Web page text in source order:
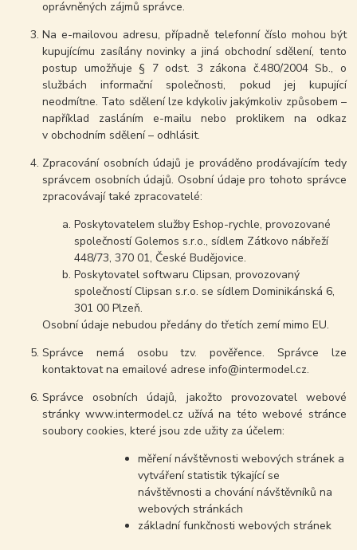
oprávněných zájmů správce.
Na e-mailovou adresu, případně telefonní číslo mohou být
kupujícímu zasílány novinky a jiná obchodní sdělení, tento
postup umožňuje § 7 odst. 3 zákona č.480/2004 Sb., o
službách informační společnosti, pokud jej kupující
neodmítne. Tato sdělení lze kdykoliv jakýmkoliv způsobem –
například zasláním e-mailu nebo proklikem na odkaz
v obchodním sdělení – odhlásit.
Zpracování osobních údajů je prováděno prodávajícím tedy
správcem osobních údajů. Osobní údaje pro tohoto správce
zpracovávají také zpracovatelé:
Poskytovatelem služby Eshop-rychle, provozované
společností Golemos s.r.o., sídlem Zátkovo nábřeží
448/73, 370 01, České Budějovice.
Poskytovatel softwaru Clipsan, provozovaný
společností Clipsan s.r.o. se sídlem Dominikánská 6,
301 00 Plzeň.
Osobní údaje nebudou předány do třetích zemí mimo EU.
Správce nemá osobu tzv. pověřence. Správce lze
kontaktovat na emailové adrese info@intermodel.cz.
Správce osobních údajů, jakožto provozovatel webové
stránky www.intermodel.cz užívá na této webové stránce
soubory cookies, které jsou zde užity za účelem:
měření návštěvnosti webových stránek a
vytváření statistik týkající se
návštěvnosti a chování návštěvníků na
webových stránkách
základní funkčnosti webových stránek